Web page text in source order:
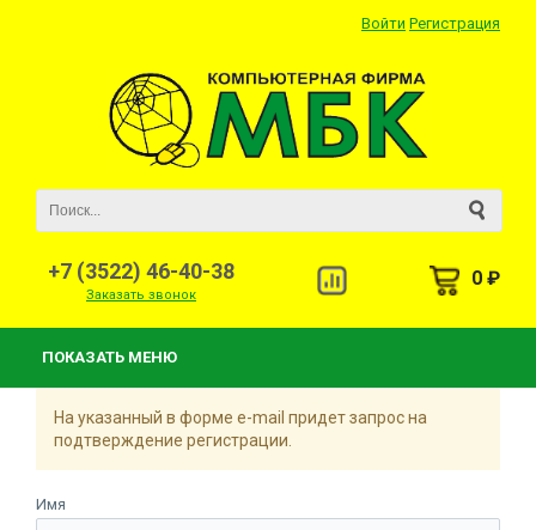
Войти Регистрация
+7 (3522) 46-40-38
Заказать звонок
0 ₽
ПОКАЗАТЬ МЕНЮ
На указанный в форме e-mail придет запрос на
подтверждение регистрации.
Имя